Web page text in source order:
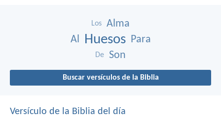
Los
Alma
Al Huesos Para
De Son
Buscar versículos de la Biblia
Versículo de la Biblia del día